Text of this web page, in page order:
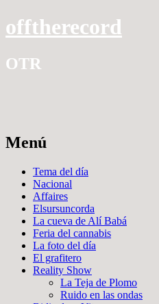
offtherecord
OTR
Menú
contenido
Tema del día
Nacional
Affaires
Elsursuncorda
La cueva de Alí Babá
Feria del cannabis
La foto del día
El grafitero
Reality Show
La Teja de Plomo
Ruido en las ondas